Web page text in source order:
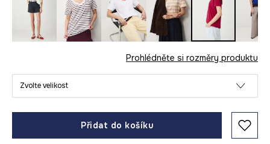
Prohlédněte si rozměry produktu
Zvolte velikost
Přidat do košíku